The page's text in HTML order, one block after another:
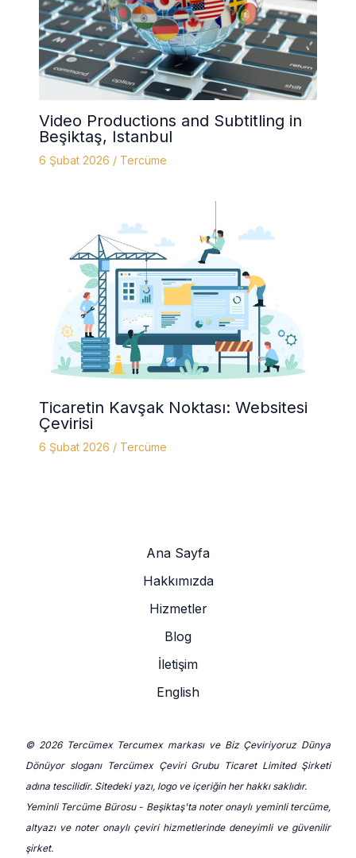
Video Productions and Subtitling in
Beşiktaş, Istanbul
6 Şubat 2026 / Tercüme
Ticaretin Kavşak Noktası: Websitesi
Çevirisi
6 Şubat 2026 / Tercüme
Ana Sayfa
Hakkımızda
Hizmetler
Blog
İletişim
English
© 2026 Tercümex Tercumex markası ve Biz Çeviriyoruz Dünya
Dönüyor sloganı Tercümex Çeviri Grubu Ticaret Limited Şirketi
adına tescilidir. Sitedeki yazı, logo ve içeriğin her hakkı saklıdır.
Yeminli Tercüme Bürosu - Beşiktaş'ta noter onaylı yeminli tercüme,
altyazı ve noter onaylı çeviri hizmetlerinde deneyimli ve güvenilir
şirket.